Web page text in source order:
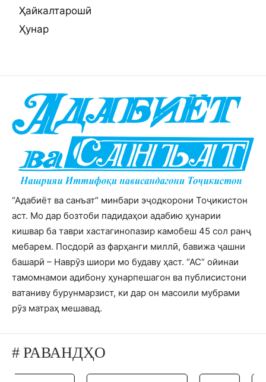
Ҳайкалтарошӣ
Ҳунар
“Адабиёт ва санъат” минбари эҷодкорони Тоҷикистон
аст. Мо дар бозтоби падидаҳои адабию ҳунарии
кишвар ба таври хастагинопазир камобеш 45 сол ранҷ
мебарем. Посдорӣ аз фарҳанги миллӣ, бавижа ҷашни
башарӣ – Наврӯз шиори мо будаву ҳаст. “АС” ойинаи
тамомнамои адибону ҳунарпешагон ва публисистони
ватаниву бурунмарзист, ки дар он масоили мубрами
рӯз матраҳ мешавад.
# РАВАНДҲО